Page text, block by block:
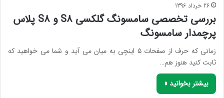
26 خرداد 1396
بررسی تخصصی سامسونگ گلکسی S8 و S8 پلاس
پرچمدار سامسونگ
زمانی که حرف از صفحات ۵ اینچی به میان می آید و شما می خواهید که
ثابت کنید هنوز هم…
بیشتر بخوانید »